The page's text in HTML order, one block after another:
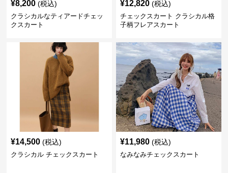
¥8,200 (税込)
クラシカルなティアードチェッ
クスカート
¥12,820 (税込)
チェックスカート クラシカル格
子柄フレアスカート
¥14,500 (税込)
クラシカル チェックスカート
¥11,980 (税込)
なみなみチェックスカート